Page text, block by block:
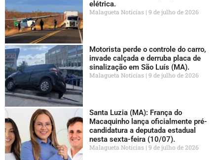
elétrica.
Malagueta Notícias 9 de julho de 2026
Motorista perde o controle do carro,
invade calçada e derruba placa de
sinalização em São Luís (MA).
Malagueta Notícias 9 de julho de 2026
Santa Luzia (MA): França do
Macaquinho lança oficialmente pré-
candidatura a deputada estadual
nesta sexta-feira (10/07).
Malagueta Notícias 9 de julho de 2026